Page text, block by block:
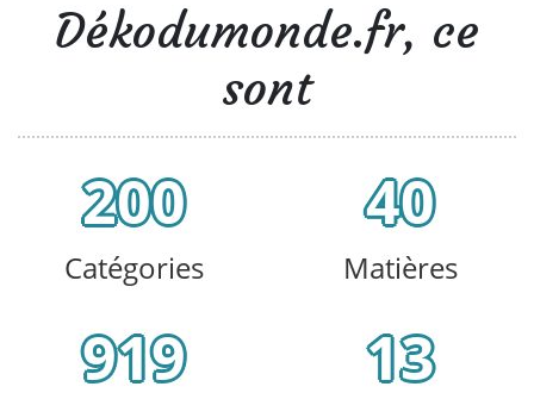
Dékodumonde.fr, ce
sont
200
Catégories
40
Matières
919 13